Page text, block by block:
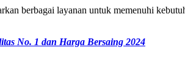
berbagai layanan untuk memenuhi
No. 1 dan Harga Bersaing 2024